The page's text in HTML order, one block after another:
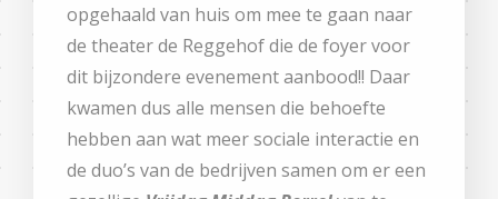
opgehaald van huis om mee te gaan naar
de theater de Reggehof die de foyer voor
dit bijzondere evenement aanbood!! Daar
kwamen dus alle mensen die behoefte
hebben aan wat meer sociale interactie en
de duo’s van de bedrijven samen om er een